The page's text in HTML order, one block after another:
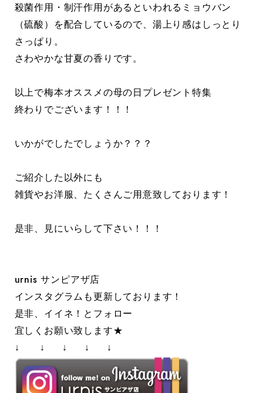
殺菌作用・制汗作用があるといわれるミョウバン
（硫酸）を配合しているので、湯上り感はしっとり
さっぱり。
さわやかな甘夏の香りです。
以上で梅本オススメの母の日プレゼント特集
終わりでございます！！！
いかがでしたでしょうか？？？
ご紹介した以外にも
雑貨やお洋服、たくさんご用意致しております！
是非、見にいらして下さい！！！
urnis サンピアザ店
インスタグラムも更新しております！
是非、イイネ！とフォロー
宜しくお願い致します★
↓ ↓ ↓ ↓ ↓